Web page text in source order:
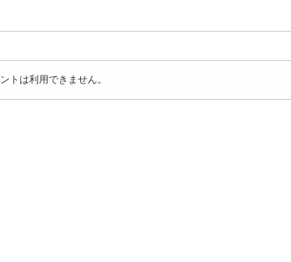
トは利用できません。